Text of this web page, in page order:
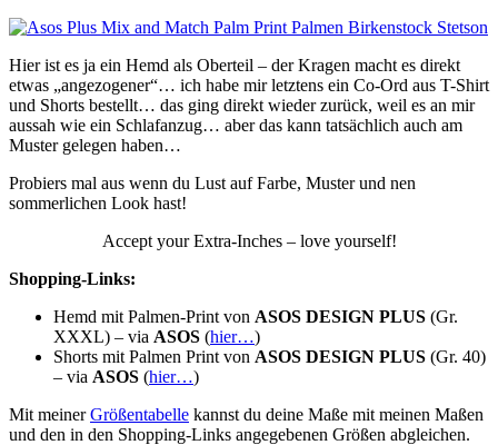
Hier ist es ja ein Hemd als Oberteil – der Kragen macht es direkt
etwas „angezogener“… ich habe mir letztens ein Co-Ord aus T-Shirt
und Shorts bestellt… das ging direkt wieder zurück, weil es an mir
aussah wie ein Schlafanzug… aber das kann tatsächlich auch am
Muster gelegen haben…
Probiers mal aus wenn du Lust auf Farbe, Muster und nen
sommerlichen Look hast!
Accept your Extra-Inches – love yourself!
Shopping-Links:
Hemd mit Palmen-Print von ASOS DESIGN PLUS (Gr.
XXXL) – via ASOS (hier…)
Shorts mit Palmen Print von ASOS DESIGN PLUS (Gr. 40)
– via ASOS (hier…)
Mit meinerGrößentabelle kannst du deine Maße mit meinen Maßen
und den in den Shopping-Links angegebenen Größen abgleichen.